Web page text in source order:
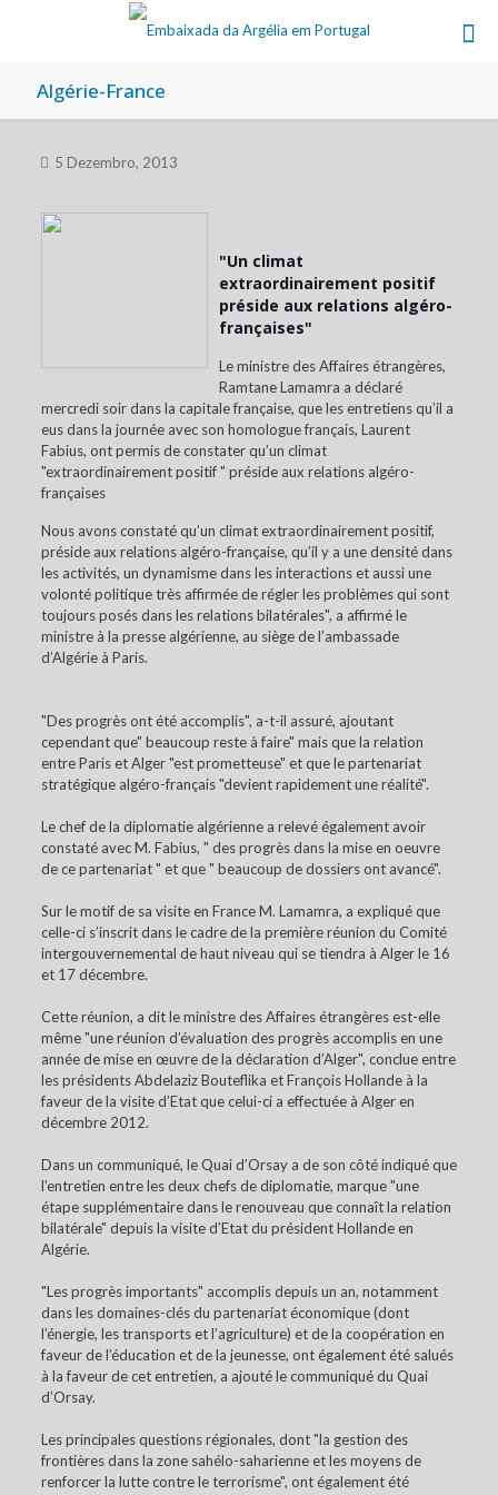
Algérie-France
5 Dezembro, 2013
"Un climat
extraordinairement positif
préside aux relations algéro-
françaises"
Le ministre des Affaires étrangères,
Ramtane Lamamra a déclaré
mercredi soir dans la capitale française, que les entretiens qu’il a
eus dans la journée avec son homologue français, Laurent
Fabius, ont permis de constater qu’un climat
"extraordinairement positif " préside aux relations algéro-
françaises
Nous avons constaté qu’un climat extraordinairement positif,
préside aux relations algéro-française, qu’il y a une densité dans
les activités, un dynamisme dans les interactions et aussi une
volonté politique très affirmée de régler les problèmes qui sont
toujours posés dans les relations bilatérales", a affirmé le
ministre à la presse algérienne, au siège de l’ambassade
d’Algérie à Paris.
"Des progrès ont été accomplis", a-t-il assuré, ajoutant
cependant que" beaucoup reste à faire" mais que la relation
entre Paris et Alger "est prometteuse" et que le partenariat
stratégique algéro-français "devient rapidement une réalité".
Le chef de la diplomatie algérienne a relevé également avoir
constaté avec M. Fabius, " des progrès dans la mise en oeuvre
de ce partenariat " et que " beaucoup de dossiers ont avancé".
Sur le motif de sa visite en France M. Lamamra, a expliqué que
celle-ci s’inscrit dans le cadre de la première réunion du Comité
intergouvernemental de haut niveau qui se tiendra à Alger le 16
et 17 décembre.
Cette réunion, a dit le ministre des Affaires étrangères est-elle
même "une réunion d’évaluation des progrès accomplis en une
année de mise en œuvre de la déclaration d’Alger", conclue entre
les présidents Abdelaziz Bouteflika et François Hollande à la
faveur de la visite d’Etat que celui-ci a effectuée à Alger en
décembre 2012.
Dans un communiqué, le Quai d’Orsay a de son côté indiqué que
l’entretien entre les deux chefs de diplomatie, marque "une
étape supplémentaire dans le renouveau que connaît la relation
bilatérale" depuis la visite d’Etat du président Hollande en
Algérie.
"Les progrès importants" accomplis depuis un an, notamment
dans les domaines-clés du partenariat économique (dont
l’énergie, les transports et l’agriculture) et de la coopération en
faveur de l’éducation et de la jeunesse, ont également été salués
à la faveur de cet entretien, a ajouté le communiqué du Quai
d’Orsay.
Les principales questions régionales, dont "la gestion des
frontières dans la zone sahélo-saharienne et les moyens de
renforcer la lutte contre le terrorisme", ont également été